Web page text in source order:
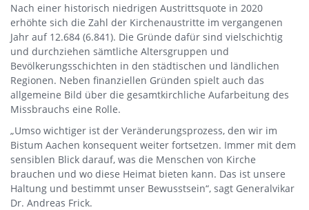
Nach einer historisch niedrigen Austrittsquote in 2020
erhöhte sich die Zahl der Kirchenaustritte im vergangenen
Jahr auf 12.684 (6.841). Die Gründe dafür sind vielschichtig
und durchziehen sämtliche Altersgruppen und
Bevölkerungsschichten in den städtischen und ländlichen
Regionen. Neben finanziellen Gründen spielt auch das
allgemeine Bild über die gesamtkirchliche Aufarbeitung des
Missbrauchs eine Rolle.
„Umso wichtiger ist der Veränderungsprozess, den wir im
Bistum Aachen konsequent weiter fortsetzen. Immer mit dem
sensiblen Blick darauf, was die Menschen von Kirche
brauchen und wo diese Heimat bieten kann. Das ist unsere
Haltung und bestimmt unser Bewusstsein“, sagt Generalvikar
Dr. Andreas Frick.